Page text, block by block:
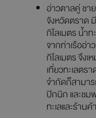
อ่าวตาลคู่ ชา
จังหวัดตราด
กิโลเมตร น้ำท
จากท่าเรืออ่า
กิโลเมตร จึงเ
เที่ยวทะเลตร
จำกัดก็สามา
ปิกนิก และชม
ทะเลและร้าน